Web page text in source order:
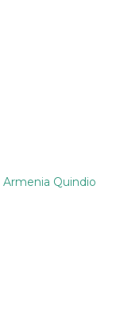
Armenia Quindio